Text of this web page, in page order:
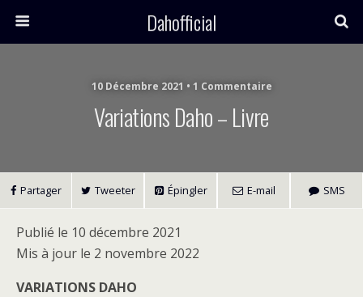
Dahofficial
10 Décembre 2021 • 1 Commentaire
Variations Daho – Livre
Partager Tweeter Épingler E-mail SMS
Publié le 10 décembre 2021
Mis à jour le 2 novembre 2022
VARIATIONS DAHO